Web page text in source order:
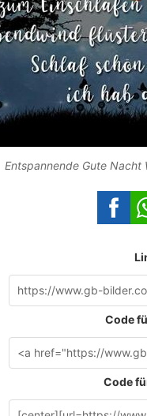
Entspannende Gute Nacht
Code
Code